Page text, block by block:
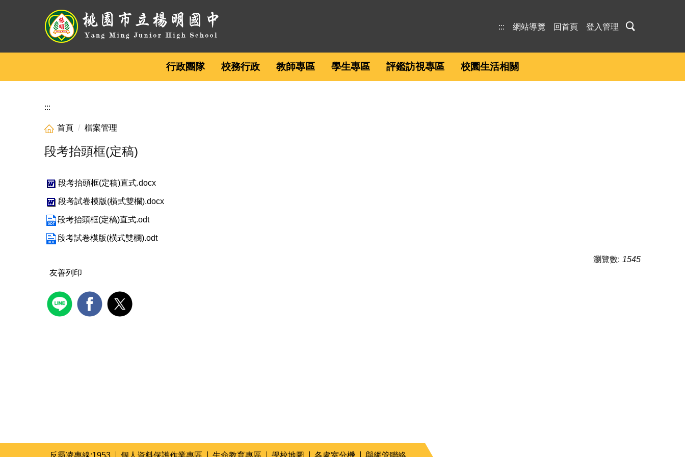
區
::: 網站導覽 回首頁 登入管理
行政團隊 校務行政 教師專區 學生專區 評鑑訪視專區 校園生活相關
:::
首頁 檔案管理
段考抬頭框(定稿)
段考抬頭框(定稿)直式.docx
段考試卷模版(橫式雙欄).docx
段考抬頭框(定稿)直式.odt
段考試卷模版(橫式雙欄).odt
瀏覽數: 1545
友善列印
反霸凌專線:1953 個人資料保護作業專區 生命教育專區 學校地圖 各處室分機 與網管聯絡